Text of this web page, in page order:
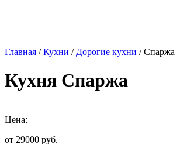
Главная /Кухни / Дорогие кухни / Спаржа
Кухня Спаржа
Цена:
от 29000 руб.